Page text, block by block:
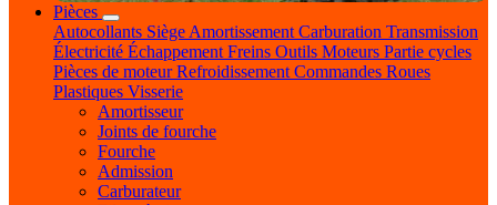
Pièces
Autocollants Siège Amortissement Carburation Transmission
Électricité Échappement Freins Outils Moteurs Partie cycles
Pièces de moteurRefroidissement Commandes Roues
Plastiques Visserie
Amortisseur
Joints de fourche
Fourche
Admission
Carburateur